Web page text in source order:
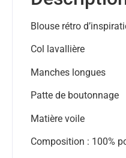
Blouse rétro
Col lavallière
Manches longues
Patte de boutonnage
Matière voile
Composition : 100%